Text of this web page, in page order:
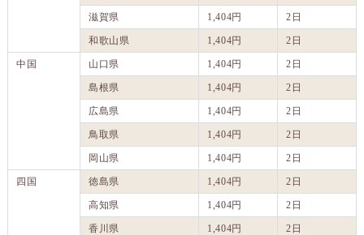
滋賀県 1,404円 2日
和歌山県 1,404円 2日
中国 山口県 1,404円 2日
島根県 1,404円 2日
広島県 1,404円 2日
鳥取県 1,404円 2日
岡山県 1,404円 2日
四国 徳島県 1,404円 2日
高知県 1,404円 2日
香川県 1,404円 2日